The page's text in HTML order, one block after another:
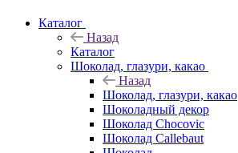
Каталог
Назад
Каталог
Шоколад, глазури, какао
Назад
Шоколад, глазури, какао
Шоколадный декор
Шоколад Chocovic
Шоколад Callebaut